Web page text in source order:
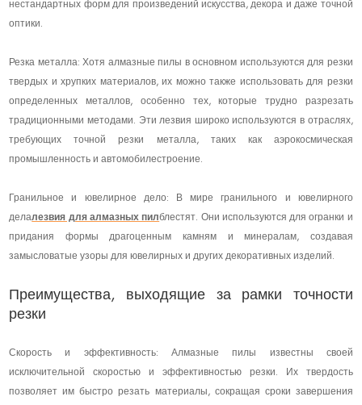
нестандартных форм для произведений искусства, декора и даже точной
оптики.
Резка металла: Хотя алмазные пилы в основном используются для резки
твердых и хрупких материалов, их можно также использовать для резки
определенных металлов, особенно тех, которые трудно разрезать
традиционными методами. Эти лезвия широко используются в отраслях,
требующих точной резки металла, таких как аэрокосмическая
промышленность и автомобилестроение.
Гранильное и ювелирное дело: В мире гранильного и ювелирного
делалезвия для алмазных пилблестят. Они используются для огранки и
придания формы драгоценным камням и минералам, создавая
замысловатые узоры для ювелирных и других декоративных изделий.
Преимущества, выходящие за рамки точности
резки
Скорость и эффективность: Алмазные пилы известны своей
исключительной скоростью и эффективностью резки. Их твердость
позволяет им быстро резать материалы, сокращая сроки завершения